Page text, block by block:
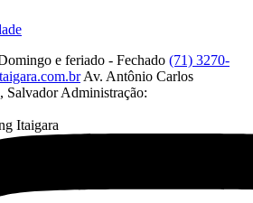
e feriado - Fechado (71) 3270-
Av. Antônio Carlos
Salvador Administração:
Itaigara